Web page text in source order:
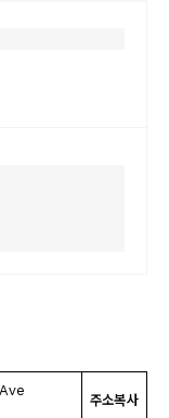
주소복사